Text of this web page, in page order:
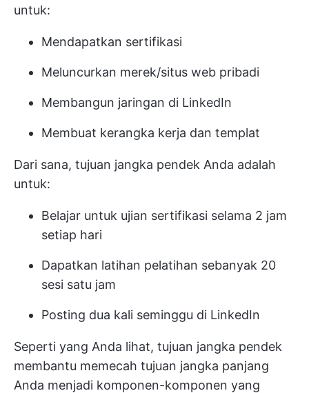
untuk:
Mendapatkan sertifikasi
Meluncurkan merek/situs web pribadi
Membangun jaringan di LinkedIn
Membuat kerangka kerja dan templat
Dari sana, tujuan jangka pendek Anda adalah
untuk:
Belajar untuk ujian sertifikasi selama 2 jam
setiap hari
Dapatkan latihan pelatihan sebanyak 20
sesi satu jam
Posting dua kali seminggu di LinkedIn
Seperti yang Anda lihat, tujuan jangka pendek
membantu memecah tujuan jangka panjang
Anda menjadi komponen-komponen yang